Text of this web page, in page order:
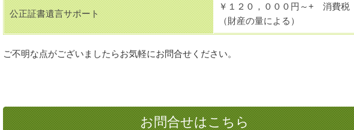
公正証書遺言サポート
￥１２０，０００円～+ 消費税
（財産の量による）
ご不明な点がございましたらお気軽にお問合せください。
お問合せはこちら